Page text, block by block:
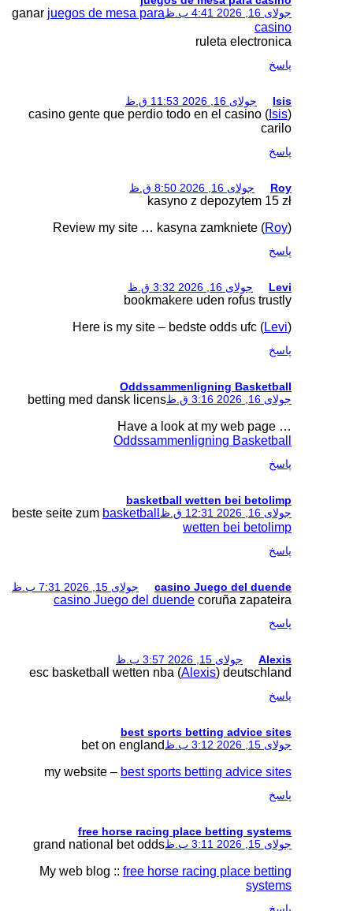
ganarjuegos de mesa
casino gente que
Review my site
Here is my
betting med dansk
beste seite zum
casino Juego
esc basketball
bet on
my website –
free horse
grand national bet
My web blog ::